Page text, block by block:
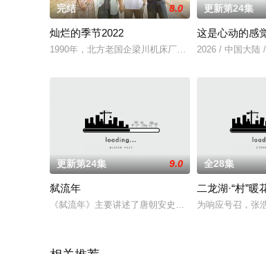
完结 8.0
灿烂的季节2022
1990年，北方老国企梁川机床厂子弟江中石刚刚考上
更新第24集
这是心动的感
2026 / 中国大陆
更新第24集 9.0
弑流年
《弑流年》主要讲述了唐朝安史之乱时期一段快意恩
全28集
二龙湖·“村”暖
为响应号召，张